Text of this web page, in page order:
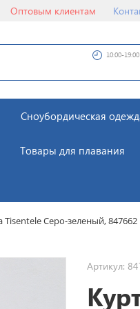
Оптовым клиентам
10:00-19:00
Сноубордическая
Товары для плавания
Tisentele Серо-зеленый, 847662
Артикул: